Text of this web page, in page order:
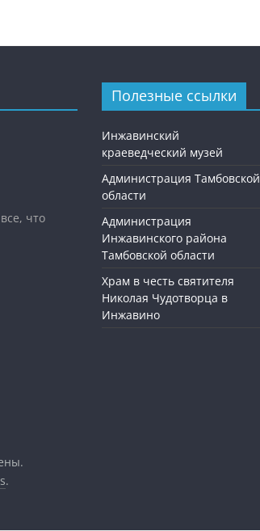
что
Полезные ссылки
Инжавинский
краеведческий музей
Администрация Тамбовской
области
Администрация
Инжавинского района
Тамбовской области
Храм в честь святителя
Николая Чудотворца в
Инжавино
.